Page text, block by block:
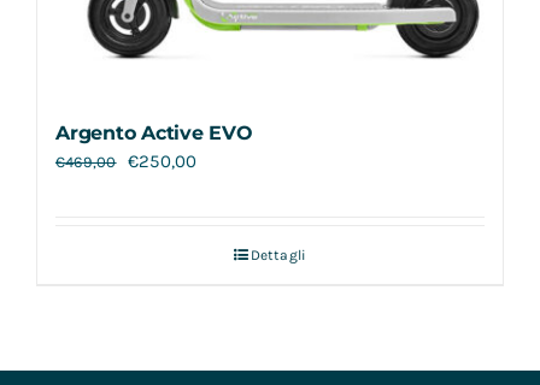
Argento Active EVO
€469,00 €250,00
Dettagli